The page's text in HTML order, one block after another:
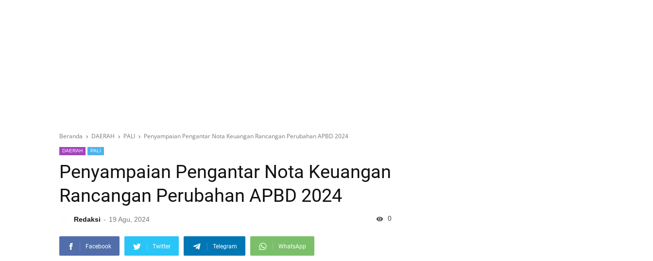
Beranda DAERAH PALI Penyampaian Pengantar Nota Keuangan Rancangan Perubahan APBD 2024
DAERAH PALI
Penyampaian Pengantar Nota Keuangan
Rancangan Perubahan APBD 2024
Redaksi 19 Agu, 2024 0
Facebook Twitter Telegram WhatsApp